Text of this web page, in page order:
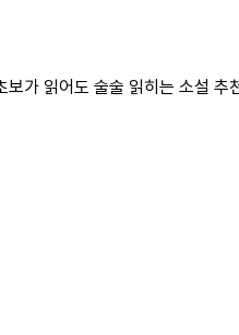
가 읽어도 술술 읽히는 소설